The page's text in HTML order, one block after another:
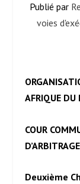
Publié par
voies
AFRIQUE DU
COUR